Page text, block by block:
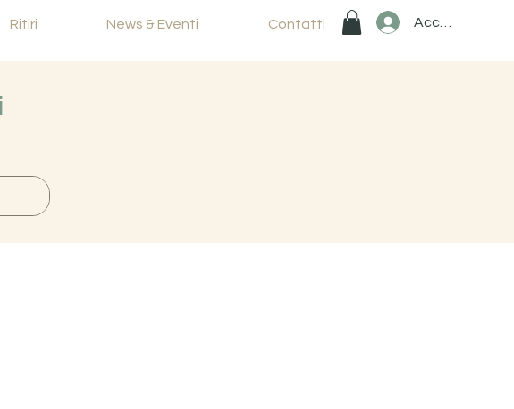
Ritiri News & Eventi Contatti Accedi